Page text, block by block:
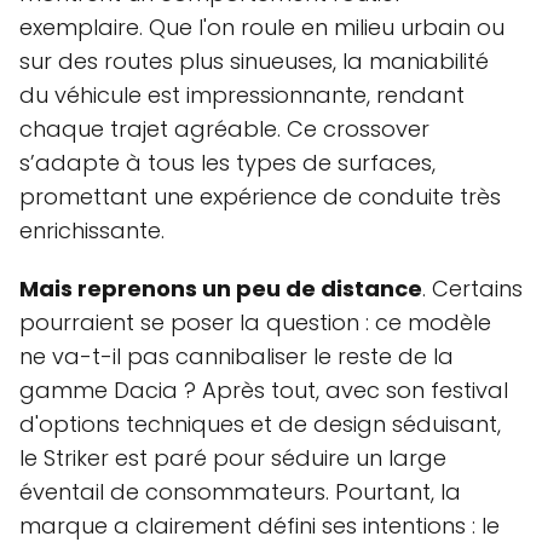
exemplaire. Que l'on roule en milieu urbain ou
sur des routes plus sinueuses, la maniabilité
du véhicule est impressionnante, rendant
chaque trajet agréable. Ce crossover
s’adapte à tous les types de surfaces,
promettant une expérience de conduite très
enrichissante.
Mais reprenons un peu de distance. Certains
pourraient se poser la question : ce modèle
ne va-t-il pas cannibaliser le reste de la
gamme Dacia ? Après tout, avec son festival
d'options techniques et de design séduisant,
le Striker est paré pour séduire un large
éventail de consommateurs. Pourtant, la
marque a clairement défini ses intentions : le